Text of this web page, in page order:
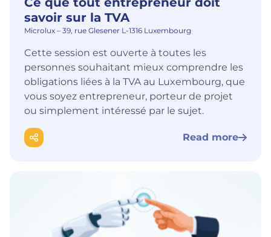
savoir sur la TVA
Microlux – 39, rue Glesener L-1316 Luxembourg
Cette session est ouverte à toutes les
personnes souhaitant mieux comprendre les
obligations liées à la TVA au Luxembourg, que
vous soyez entrepreneur, porteur de projet
ou simplement intéressé par le sujet.
Read more